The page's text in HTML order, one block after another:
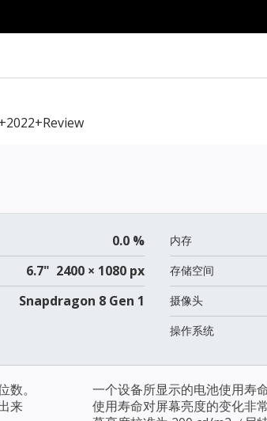
0.0 %
6.7" 2400 × 1080 px
Snapdragon 8 Gen 1
内存
存储空间
摄像头
操作系统
。
来
一个设备所显示的电池使用寿
使用寿命对屏幕亮度的变化非